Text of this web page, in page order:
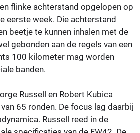
flinke achterstand opgelopen op
eerste week. Die achterstand
beetje te kunnen inhalen met de
gebonden aan de regels van een
100 kilometer mag worden
banden.
Russell en Robert Kubica
65 ronden. De focus lag daarbij
Russell reed in de